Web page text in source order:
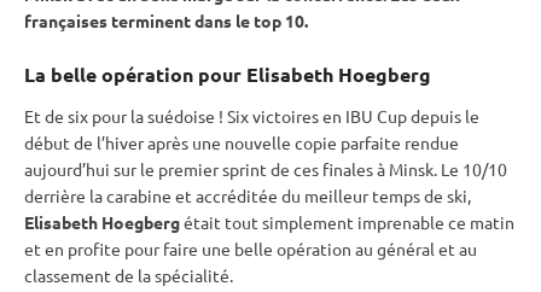
françaises terminent dans le top 10.
La belle opération pour Elisabeth Hoegberg
Et de six pour la suédoise ! Six victoires en IBU Cupdepuis le
début de l’hiver après une nouvelle copie parfaite rendue
aujourd’hui sur le premiersprint de ces finales à Minsk. Le 10/10
derrière lacarabine et accréditée du meilleur temps de ski,
Elisabeth Hoegbergétait tout simplement imprenable ce matin
et en profite pour faire une belle opération au général et au
classement de la spécialité.